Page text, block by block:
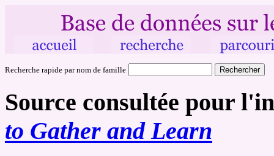
Recherche rapide par nom de famille
Source consultée pour
to Gather and Learn